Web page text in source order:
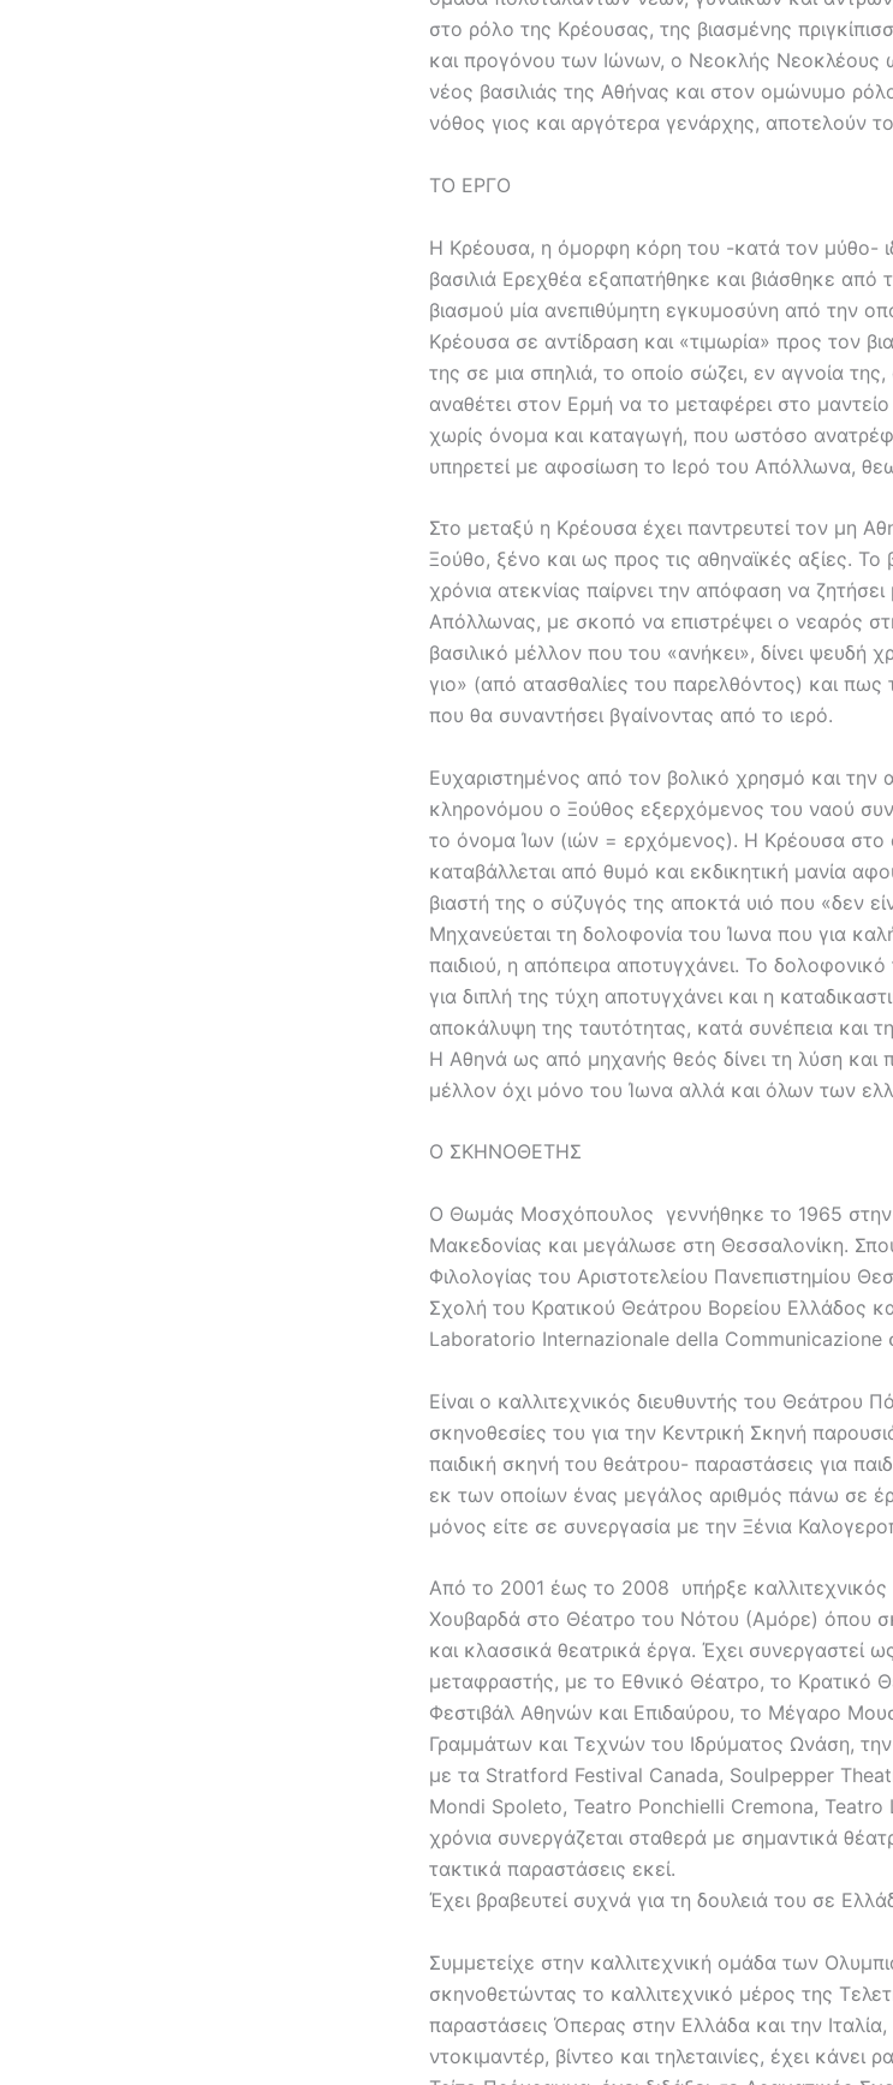
στο ρόλο της Κρέουσας, της βιασμένης
και προγόνου των Ιώνων, ο Νεοκλής Νεοκλέους
νέος βασιλιάς της Αθήνας και στον ομώνυμο
νόθος γιος και αργότερα γενάρχης, αποτελούν
ΤΟ ΕΡΓΟ
Η Κρέουσα, η όμορφη κόρη του -κατά τον μύθο-
βασιλιά Ερεχθέα εξαπατήθηκε και βιάσθηκε
βιασμού μία ανεπιθύμητη εγκυμοσύνη από την
Κρέουσα σε αντίδραση και «τιμωρία» προς τον
της σε μια σπηλιά, το οποίο σώζει, εν αγνοία
αναθέτει στον Ερμή να το μεταφέρει στο
χωρίς όνομα και καταγωγή, που ωστόσο
υπηρετεί με αφοσίωση το Ιερό του Απόλλωνα,
Στο μεταξύ η Κρέουσα έχει παντρευτεί τον μη
Ξούθο, ξένο και ως προς τις αθηναϊκές αξίες. Το
χρόνια ατεκνίας παίρνει την απόφαση να
Απόλλωνας, με σκοπό να επιστρέψει ο νεαρός
βασιλικό μέλλον που του «ανήκει», δίνει ψευδή
γιο» (από ατασθαλίες του παρελθόντος) και πως
που θα συναντήσει βγαίνοντας από το ιερό.
Ευχαριστημένος από τον βολικό χρησμό και την
κληρονόμου ο Ξούθος εξερχόμενος του ναού
το όνομα Ίων (ιών = ερχόμενος). Η Κρέουσα
καταβάλλεται από θυμό και εκδικητική μανία
βιαστή της ο σύζυγός της αποκτά υιό που «δεν
Μηχανεύεται τη δολοφονία του Ίωνα που για
παιδιού, η απόπειρα αποτυγχάνει. Το
για διπλή της τύχη αποτυγχάνει και η
αποκάλυψη της ταυτότητας, κατά συνέπεια και
Η Αθηνά ως από μηχανής θεός δίνει τη λύση και
μέλλον όχι μόνο του Ίωνα αλλά και όλων των
Ο ΣΚΗΝΟΘΕΤΗΣ
Ο Θωμάς Μοσχόπουλος γεννήθηκε το 1965 στην
Μακεδονίας και μεγάλωσε στη Θεσσαλονίκη.
Φιλολογίας του Αριστοτελείου Πανεπιστημίου
Σχολή του Κρατικού Θεάτρου Βορείου Ελλάδος
Laboratorio Internazionale della Communicazione
Είναι ο καλλιτεχνικός διευθυντής του Θεάτρου
σκηνοθεσίες του για την Κεντρική Σκηνή
παιδική σκηνή του θεάτρου- παραστάσεις για
εκ των οποίων ένας μεγάλος αριθμός πάνω σε
μόνος είτε σε συνεργασία με την Ξένια
Από το 2001 έως το 2008 υπήρξε καλλιτεχνικός
Χουβαρδά στο Θέατρο του Νότου (Αμόρε) όπου
και κλασσικά θεατρικά έργα. Έχει συνεργαστεί
μεταφραστής, με το Εθνικό Θέατρο, το Κρατικό
Φεστιβάλ Αθηνών και Επιδαύρου, το Μέγαρο
Γραμμάτων και Τεχνών του Ιδρύματος Ωνάση,
με τα Stratford Festival Canada, Soulpepper
Mondi Spoleto, Teatro Ponchielli Cremona,
χρόνια συνεργάζεται σταθερά με σημαντικά
τακτικά παραστάσεις εκεί.
Έχει βραβευτεί συχνά για τη δουλειά του σε
Συμμετείχε στην καλλιτεχνική ομάδα των
σκηνοθετώντας το καλλιτεχνικό μέρος της
παραστάσεις Όπερας στην Ελλάδα και την Ιταλία,
ντοκιμαντέρ, βίντεο και τηλεταινίες, έχει κάνει